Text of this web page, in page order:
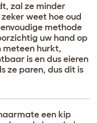
zal ze minder
weet hoe oud
methode
uw hand op
meteen hurkt,
is en dus eieren
ze paren, dus dit is
een kip